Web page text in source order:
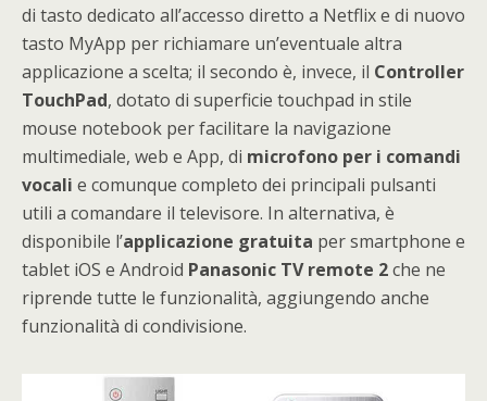
di tasto dedicato all’accesso diretto a Netflix e di nuovo
tasto MyApp per richiamare un’eventuale altra
applicazione a scelta; il secondo è, invece, il Controller
TouchPad, dotato di superficie touchpad in stile
mouse notebook per facilitare la navigazione
multimediale, web e App, di microfono per i comandi
vocali e comunque completo dei principali pulsanti
utili a comandare il televisore. In alternativa, è
disponibile l’applicazione gratuita per smartphone e
tablet iOS e Android Panasonic TV remote 2che ne
riprende tutte le funzionalità, aggiungendo anche
funzionalità di condivisione.